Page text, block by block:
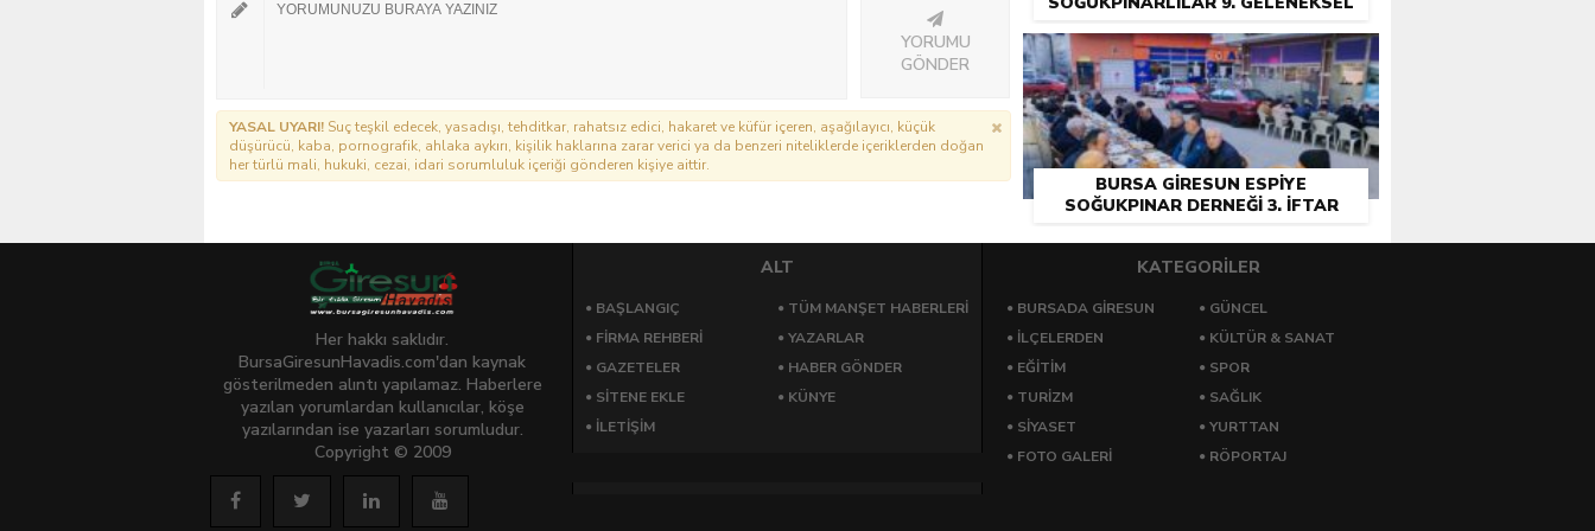
YORUMU
GÖNDER
YASAL UYARI! Suç teşkil edecek, yasadışı, tehditkar, rahatsız edici, hakaret ve küfür içeren, aşağılayıcı, küçük
düşürücü, kaba, pornografik, ahlaka aykırı, kişilik haklarına zarar verici ya da benzeri niteliklerde içeriklerden doğan
her türlü mali, hukuki, cezai, idari sorumluluk içeriği gönderen kişiye aittir.
GERÇEKLEŞTIRILDI
BURSA GIRESUN ESPIYE
SOĞUKPINAR DERNEĞI 3. İFTAR
Her hakkı saklıdır.
BursaGiresunHavadis.com'dan kaynak
gösterilmeden alıntı yapılamaz. Haberlere
yazılan yorumlardan kullanıcılar, köşe
yazılarından ise yazarları sorumludur.
Copyright © 2009
ALT
BAŞLANGIÇ
TÜM MANŞET HABERLERİ
FİRMA REHBERİ
YAZARLAR
GAZETELER
HABER GÖNDER
SİTENE EKLE
KÜNYE
İLETİŞİM
KATEGORİLER
BURSADA GİRESUN
GÜNCEL
İLÇELERDEN
KÜLTÜR & SANAT
EĞİTİM
SPOR
TURİZM
SAĞLIK
SİYASET
YURTTAN
FOTO GALERİ
RÖPORTAJ